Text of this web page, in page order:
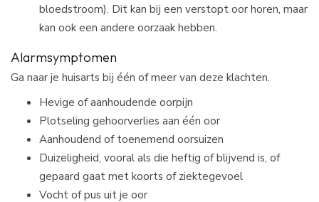
bloedstroom). Dit kan bij een verstopt oor horen, maar
kan ook een andere oorzaak hebben.
Alarmsymptomen
Ga naar je huisarts bij één of meer van deze klachten.
Hevige of aanhoudende oorpijn
Plotseling gehoorverlies aan één oor
Aanhoudend of toenemend oorsuizen
Duizeligheid, vooral als die heftig of blijvend is, of
gepaard gaat met koorts of ziektegevoel
Vocht of pus uit je oor